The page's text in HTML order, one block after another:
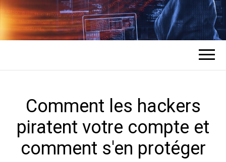
COMMENT UN
HACKER
PIRATE DES
COMPTES ?
L'expert en récupération de mots de
passe des comptes
Comment les hackers
piratent votre compte et
comment s'en protéger